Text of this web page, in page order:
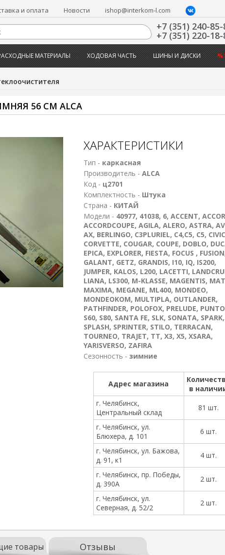
и оплата Новости ishop@interkom-l.com
+7 (351) 240-85-
+7 (351) 220-18-
МАТЕРИАЛЫ ХОДОВАЯ ЧАСТЬ ШИНЫ И ДИСКИ
56 СМ ALCA
ХАРАКТЕРИСТИКИ
Тип - каркасная
Производитель - ALCA
Код - ц2701
Комплектность - Штука
Страна - КИТАЙ
Модели - 40977, 41038, 6, ACCENT,
ACCORDCOUPE, AGILA, ALERO, ASTRA,
AX, BERLINGO, C3PLURIEL, C4,C5, C5,
CORVETTE, COUGAR, COUPE, DOBLO,
EPICA, EXPLORER, FIESTA, FOCUS ,
GALANT, GETZ, GRANDIS, I10, IQ, IS200,
JUMPER, KALOS, L200, LACETTI,
LIANA, LS300, M-KLASSE, MAGENTIS,
MAXIMA, MEGANE, ML400, MONDEO,
MONDEOKOM, MULTIPLA, OUTLANDER,
PATHFINDER, POLOFOX, PRELUDE,
S60, S80, SANTA FE, SLK, SONATA, SPARK,
SPLASH, SPRINTER, STILO, TERRACAN,
TOURNEO, TRAJET, TT, X3, X5, XSARA,
YARISVERSO, ZAFIRA
Сезонность - зимние
Адрес магазина
в
г. Челябинск,
Центральный склад
81 шт.
г. Челябинск, ул.
Блюхера, д. 101
6 шт.
г. Челябинск, ул. Бажова,
д. 91, к1
4 шт.
г. Челябинск, пр. Победы,
д. 390А
2 шт.
г. Челябинск, ул.
Северная, д. 52/2
2 шт.
товары Отзывы